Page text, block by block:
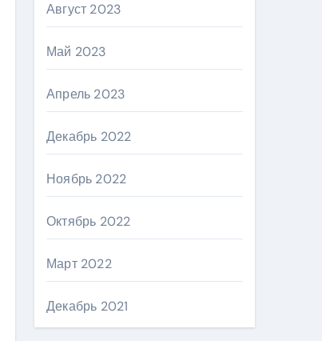
Август 2023
Май 2023
Апрель 2023
Декабрь 2022
Ноябрь 2022
Октябрь 2022
Март 2022
Декабрь 2021